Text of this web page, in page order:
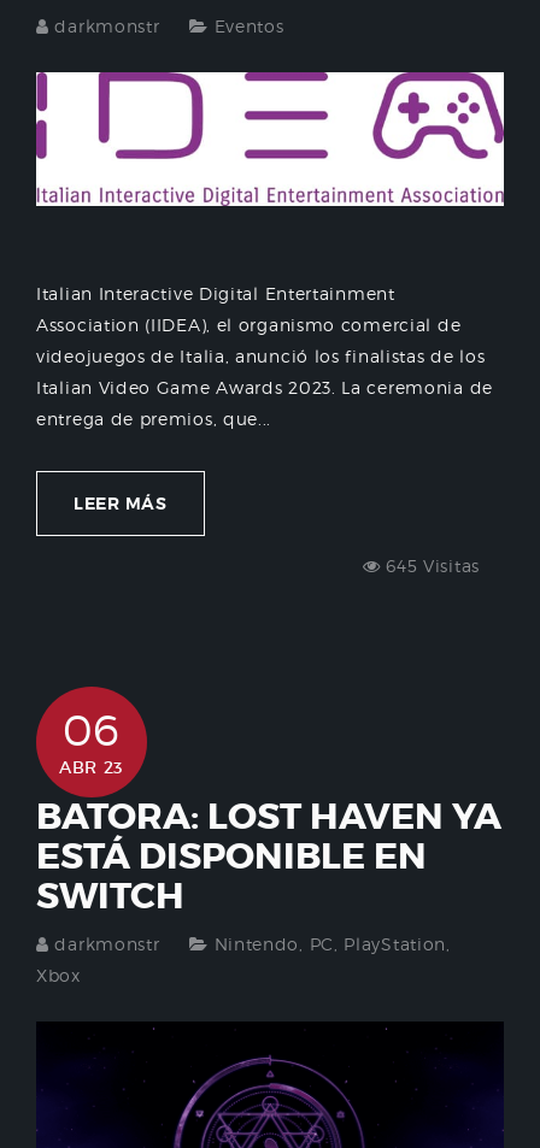
darkmonstr Eventos
Italian Interactive Digital Entertainment
Association (IIDEA), el organismo comercial de
videojuegos de Italia, anunció los finalistas de los
Italian Video Game Awards 2023. La ceremonia de
entrega de premios, que...
LEER MÁS
645 Visitas
06
ABR 23
BATORA: LOST HAVEN YA
ESTÁ DISPONIBLE EN
SWITCH
darkmonstr Nintendo PC PlayStation
Xbox